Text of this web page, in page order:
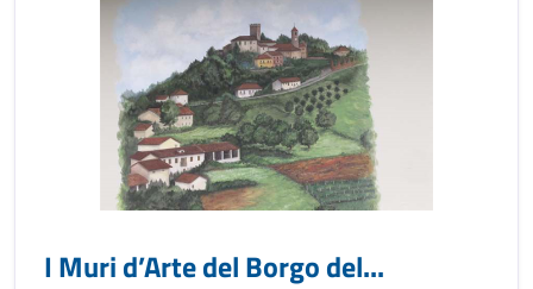
I Muri d’Arte del Borgo del...